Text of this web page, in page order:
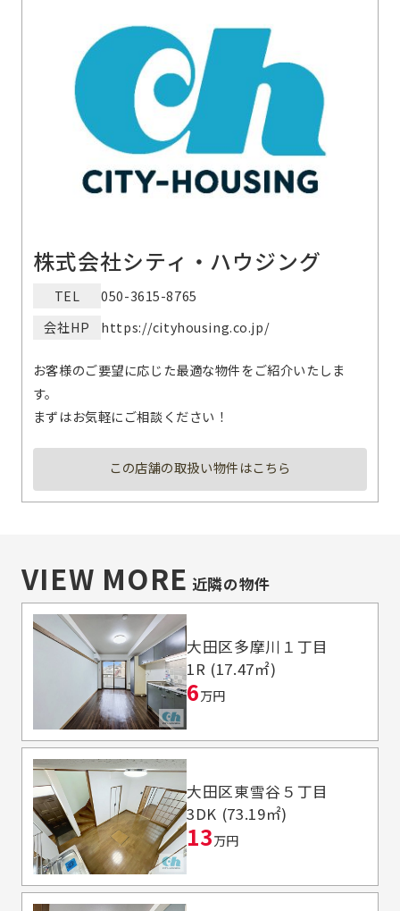
株式会社シティ・ハウジング
TEL
050-3615-8765
会社HP
https://cityhousing.co.jp/
お客様のご要望に応じた最適な物件をご紹介いたしま
す。
まずはお気軽にご相談ください！
この店舗の取扱い物件はこちら
VIEW MORE 近隣の物件
大田区多摩川１丁目
1R (17.47㎡)
6万円
大田区東雪谷５丁目
3DK (73.19㎡)
13万円